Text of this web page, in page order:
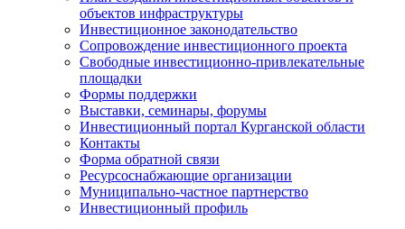
объектов инфраструктуры
Инвестиционное законодательство
Сопровождение инвестиционного проекта
Свободные инвестиционно-привлекательные
площадки
Формы поддержки
Выставки, семинары, форумы
Инвестиционный портал Курганской области
Контакты
Форма обратной связи
Ресурсоснабжающие организации
Муниципально-частное партнерство
Инвестиционный профиль